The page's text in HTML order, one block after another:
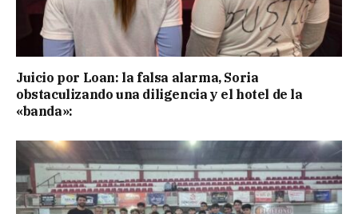
Juicio por Loan: la falsa alarma, Soria
obstaculizando una diligencia y el hotel de la
«banda»: